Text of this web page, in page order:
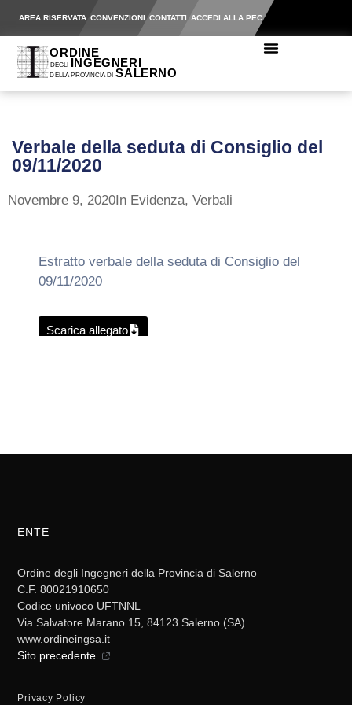
AREA RISERVATA CONVENZIONI CONTATTI ACCEDI ALLA PEC
Verbale della seduta di Consiglio del
09/11/2020
Novembre 9, 2020In Evidenza, Verbali
Estratto verbale della seduta di Consiglio del
09/11/2020
Scarica allegato
ENTE
Ordine degli Ingegneri della Provincia di Salerno
C.F. 80021910650
Codice univoco UFTNNL
Via Salvatore Marano 15, 84123 Salerno (SA)
www.ordineingsa.it
Sito precedente
Privacy Policy